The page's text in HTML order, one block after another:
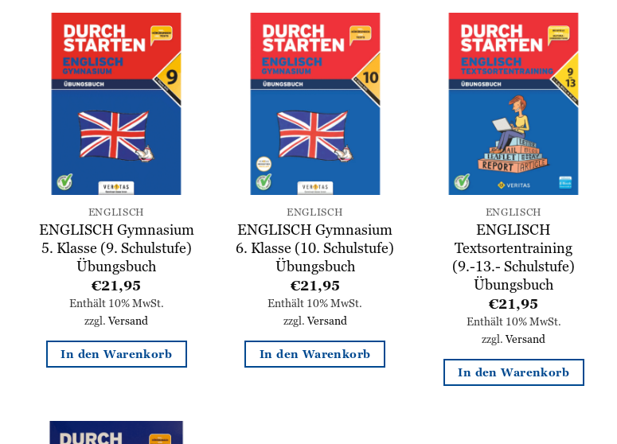
Zur
Wunschliste
hinzufügen
ENGLISCH
ENGLISCH Gymnasium
5. Klasse (9. Schulstufe)
Übungsbuch
€21,95
Enthält 10% MwSt.
zzgl.Versand
In den Warenkorb
Zur
Wunschliste
hinzufügen
ENGLISCH
ENGLISCH Gymnasium
6. Klasse (10. Schulstufe)
Übungsbuch
€21,95
Enthält 10% MwSt.
zzgl.Versand
In den Warenkorb
Zur
Wunschliste
hinzufügen
ENGLISCH
ENGLISCH
Textsortentraining
(9.-13.- Schulstufe)
Übungsbuch
€21,95
Enthält 10% MwSt.
zzgl.Versand
In den Warenkorb